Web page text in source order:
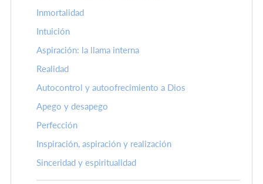
Inmortalidad
Intuición
Aspiración: la llama interna
Realidad
Autocontrol y autoofrecimiento a Dios
Apego y desapego
Perfección
Inspiración, aspiración y realización
Sinceridad y espiritualidad